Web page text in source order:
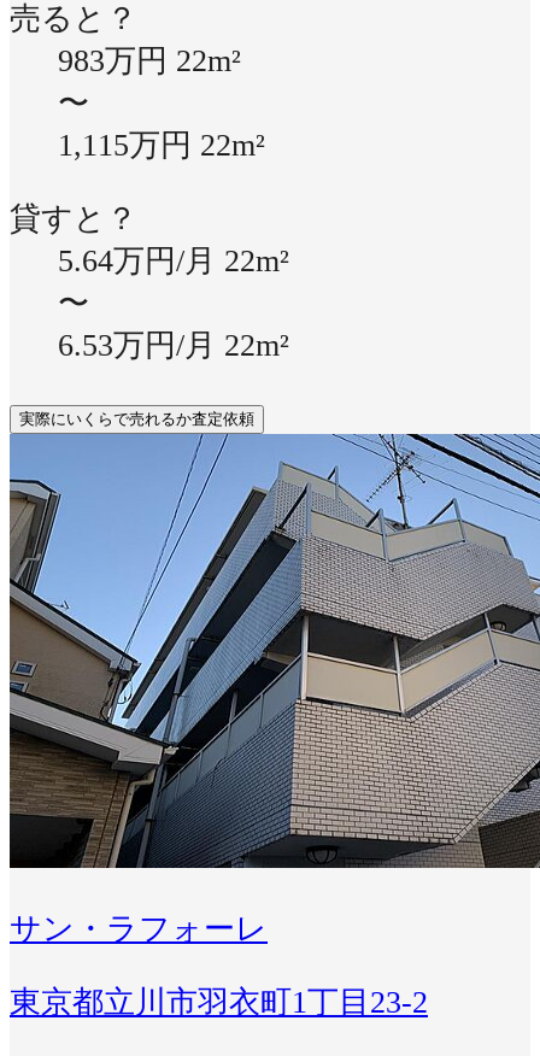
売ると？
983万円 22m²
〜
1,115万円 22m²
貸すと？
5.64万円/月 22m²
〜
6.53万円/月 22m²
実際にいくらで売れるか査定依頼
サン・ラフォーレ
東京都立川市羽衣町1丁目23-2